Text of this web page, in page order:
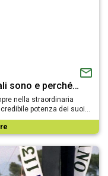
sono e perché…
nella straordinaria
potenza dei suoi…